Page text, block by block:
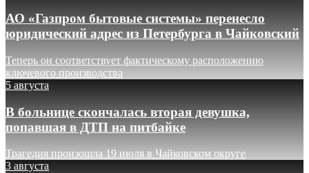
АО «Газпром бытовые системы» перенесло
юридический адрес из Петербурга в Чайковский
Теперь он соответствует фактическому расположению
ключевого производства
5 августа
В больнице скончалась вторая девушка,
попавшая в ДТП на питбайке
Трагедия произошла 19 июля в Чайковском округе
3 августа